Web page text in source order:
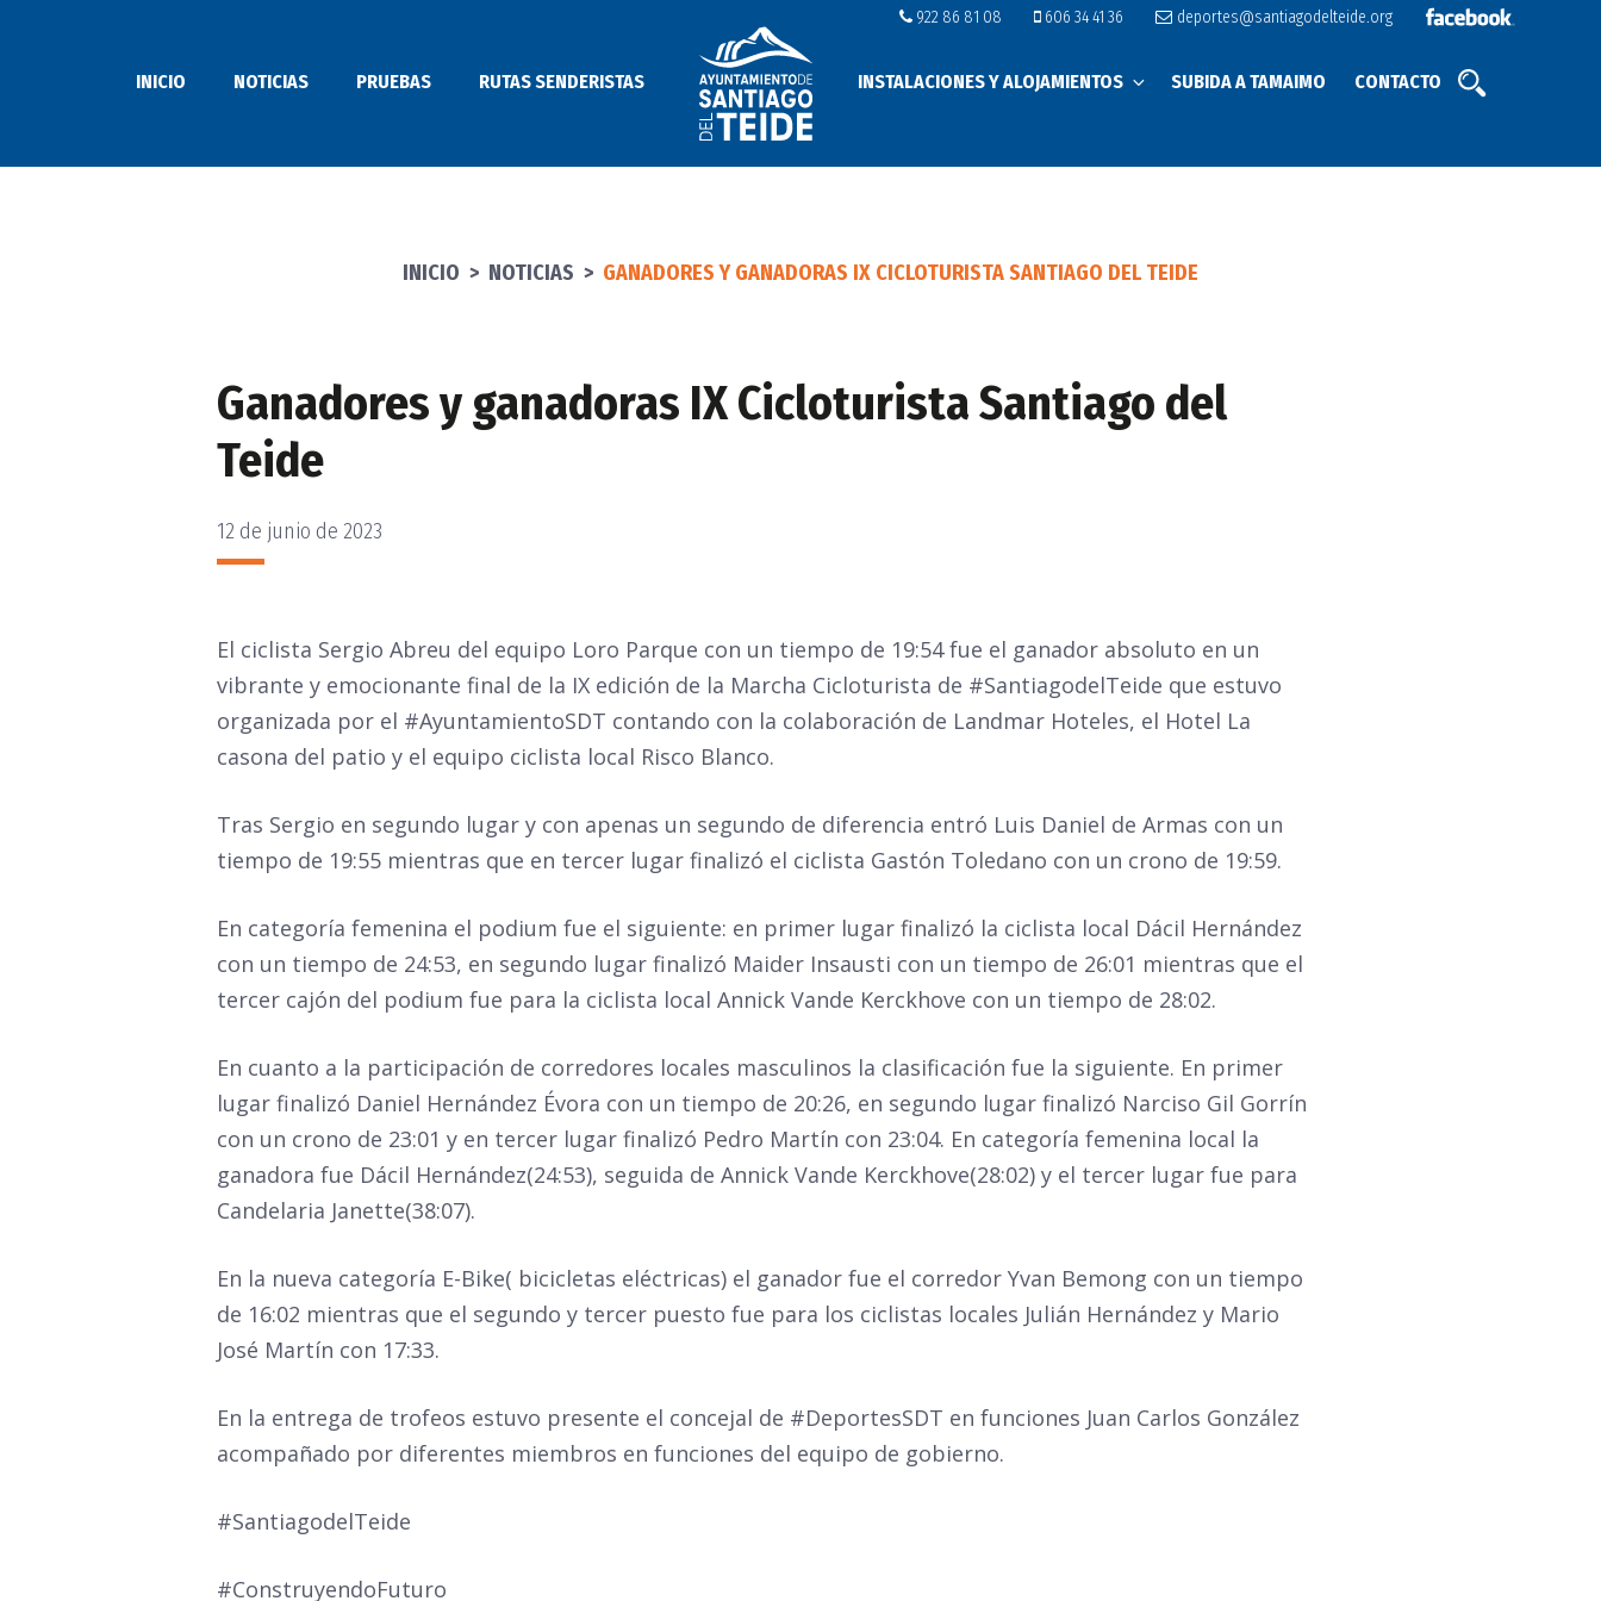
922 86 81 08 606 34 41 36 deportes@santiagodelteide.org
INICIO NOTICIAS PRUEBAS RUTAS SENDERISTAS INSTALACIONES Y ALOJAMIENTOS SUBIDA A TAMAIMO CONTACTO
INICIO > NOTICIAS > GANADORES Y GANADORAS IX CICLOTURISTA SANTIAGO DEL TEIDE
Ganadores y ganadoras IX Cicloturista Santiago del
Teide
PUBLICADO
EL
12 de junio de 2023
El ciclista Sergio Abreu del equipo Loro Parque con un tiempo de 19:54 fue el ganador absoluto en un
vibrante y emocionante final de la IX edición de la Marcha Cicloturista de #SantiagodelTeide que estuvo
organizada por el #AyuntamientoSDT contando con la colaboración de Landmar Hoteles, el Hotel La
casona del patio y el equipo ciclista local Risco Blanco.
Tras Sergio en segundo lugar y con apenas un segundo de diferencia entró Luis Daniel de Armas con un
tiempo de 19:55 mientras que en tercer lugar finalizó el ciclista Gastón Toledano con un crono de 19:59.
En categoría femenina el podium fue el siguiente: en primer lugar finalizó la ciclista local Dácil Hernández
con un tiempo de 24:53, en segundo lugar finalizó Maider Insausti con un tiempo de 26:01 mientras que el
tercer cajón del podium fue para la ciclista local Annick Vande Kerckhove con un tiempo de 28:02.
En cuanto a la participación de corredores locales masculinos la clasificación fue la siguiente. En primer
lugar finalizó Daniel Hernández Évora con un tiempo de 20:26, en segundo lugar finalizó Narciso Gil Gorrín
con un crono de 23:01 y en tercer lugar finalizó Pedro Martín con 23:04. En categoría femenina local la
ganadora fue Dácil Hernández(24:53), seguida de Annick Vande Kerckhove(28:02) y el tercer lugar fue para
Candelaria Janette(38:07).
En la nueva categoría E-Bike( bicicletas eléctricas) el ganador fue el corredor Yvan Bemong con un tiempo
de 16:02 mientras que el segundo y tercer puesto fue para los ciclistas locales Julián Hernández y Mario
José Martín con 17:33.
En la entrega de trofeos estuvo presente el concejal de #DeportesSDT en funciones Juan Carlos González
acompañado por diferentes miembros en funciones del equipo de gobierno.
#SantiagodelTeide
#ConstruyendoFuturo